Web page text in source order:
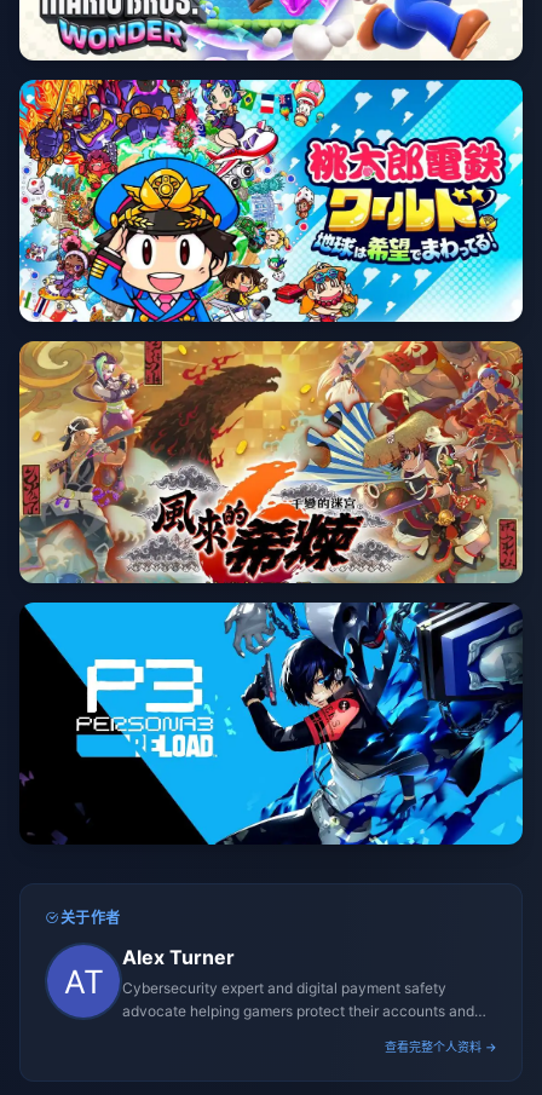
关于作者
Alex Turner
Cybersecurity expert and digital payment safety
advocate helping gamers protect their accounts and
查看完整个人资料 →